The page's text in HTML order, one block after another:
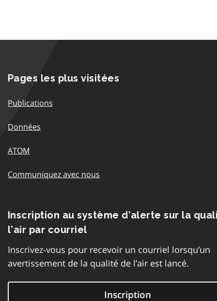
Pages les plus visitées
Publications
Données
ATOM
Communiquez avec nous
Inscription au système d’alerte sur la
l’air par courriel
Inscrivez-vous pour recevoir un courriel lorsqu’un
avertissement de la qualité de l’air est lancé.
Inscription